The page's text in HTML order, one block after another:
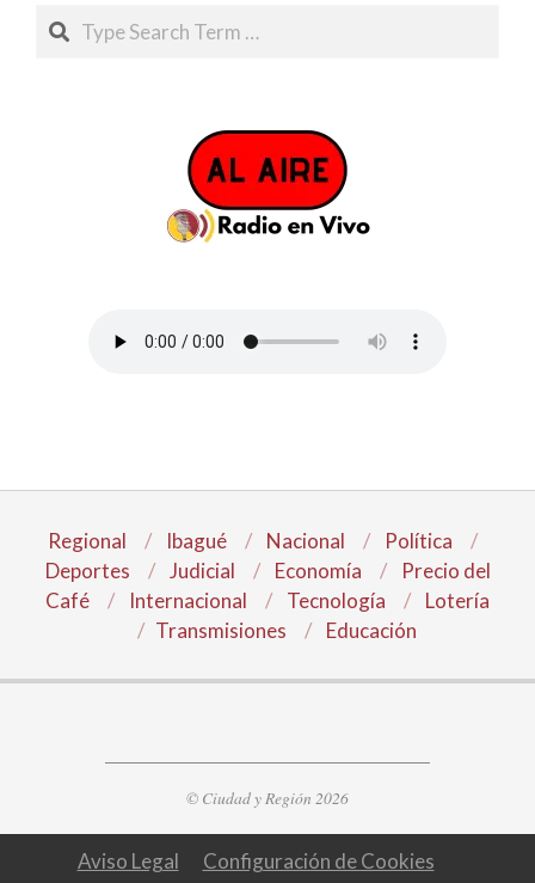
Search
Regional Ibagué Nacional
Política
Deportes
Judicial Economía
Precio del
Café
Internacional Tecnología
Lotería
Transmisiones
Educación
© Ciudad y Región 2026
Aviso Legal
Configuración de Cookies